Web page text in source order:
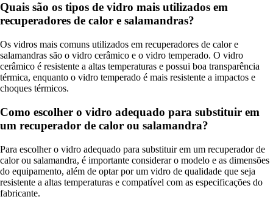
Quais são os tipos de vidro mais utilizados em
recuperadores de calor e salamandras?
Os vidros mais comuns utilizados em recuperadores de calor e
salamandras são o vidro cerâmico e o vidro temperado. O vidro
cerâmico é resistente a altas temperaturas e possui boa transparência
térmica, enquanto o vidro temperado é mais resistente a impactos e
choques térmicos.
Como escolher o vidro adequado para substituir em
um recuperador de calor ou salamandra?
Para escolher o vidro adequado para substituir em um recuperador de
calor ou salamandra, é importante considerar o modelo e as dimensões
do equipamento, além de optar por um vidro de qualidade que seja
resistente a altas temperaturas e compatível com as especificações do
fabricante.